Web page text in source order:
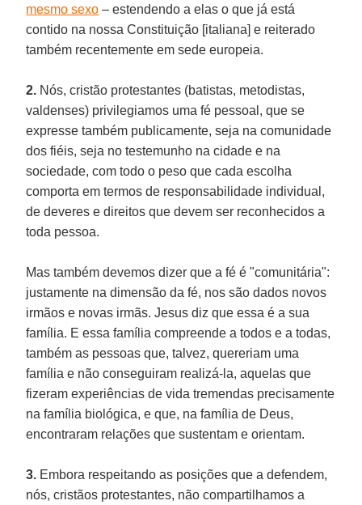
mesmo sexo – estendendo a elas o que já está
contido na nossa Constituição [italiana] e reiterado
também recentemente em sede europeia.
2. Nós, cristão protestantes (batistas, metodistas,
valdenses) privilegiamos uma fé pessoal, que se
expresse também publicamente, seja na comunidade
dos fiéis, seja no testemunho na cidade e na
sociedade, com todo o peso que cada escolha
comporta em termos de responsabilidade individual,
de deveres e direitos que devem ser reconhecidos a
toda pessoa.
Mas também devemos dizer que a fé é "comunitária":
justamente na dimensão da fé, nos são dados novos
irmãos e novas irmãs. Jesus diz que essa é a sua
família. E essa família compreende a todos e a todas,
também as pessoas que, talvez, quereriam uma
família e não conseguiram realizá-la, aquelas que
fizeram experiências de vida tremendas precisamente
na família biológica, e que, na família de Deus,
encontraram relações que sustentam e orientam.
3. Embora respeitando as posições que a defendem,
nós, cristãos protestantes, não compartilhamos a